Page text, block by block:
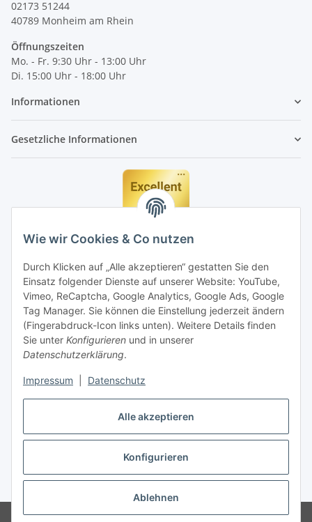
Alle akzeptieren
Konfigurieren
Ablehnen
Wie wir Cookies & Co nutzen
Durch Klicken auf „Alle akzeptieren“ gestatten Sie den
Einsatz folgender Dienste auf unserer Website: YouTube,
Vimeo, ReCaptcha, Google Analytics, Google Ads, Google
Tag Manager. Sie können die Einstellung jederzeit ändern
(Fingerabdruck-Icon links unten). Weitere Details finden
Sie unter Konfigurieren und in unserer
Datenschutzerklärung.
Impressum Datenschutz
02173 51244
40789 Monheim am Rhein
Öffnungszeiten
Mo. - Fr. 9:30 Uhr - 13:00 Uhr
Di. 15:00 Uhr - 18:00 Uhr
Informationen
Gesetzliche Informationen
Vertrag widerrufen
* Alle Preise inkl. gesetzlicher MwSt., zzgl.Versand
© Stoffhaus Hanke